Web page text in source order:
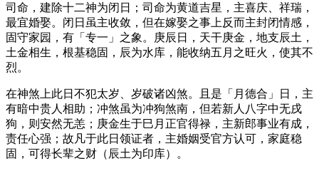
司命，建除十二神为闭日；司命为黄道吉星，主喜庆、祥瑞，
最宜婚娶。闭日虽主收敛，但在嫁娶之事上反而主封闭情感，
固守家园，有「专一」之象。庚辰日，天干庚金，地支辰土，
土金相生，根基稳固，辰为水库，能收纳五月之旺火，使其不
烈。
在神煞上此日不犯太岁、岁破诸凶煞。且是「月德合」日，主
有暗中贵人相助；冲煞虽为冲狗煞南，但若新人八字中无戌
狗，则安然无恙；庚金生于巳月正官得禄，主新郎事业有成，
责任心强；故凡于此日领证者，主婚姻受官方认可，家庭稳
固，可得长辈之财（辰土为印库）。